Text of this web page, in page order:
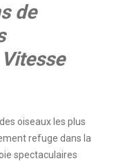
de
oiseaux les plus
refuge dans la
spectaculaires